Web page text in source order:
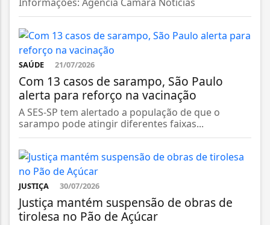
SAÚDE 21/07/2026
Com 13 casos de sarampo, São Paulo
alerta para reforço na vacinação
A SES-SP tem alertado a população de que o
sarampo pode atingir diferentes faixas...
JUSTIÇA 30/07/2026
Justiça mantém suspensão de obras de
tirolesa no Pão de Açúcar